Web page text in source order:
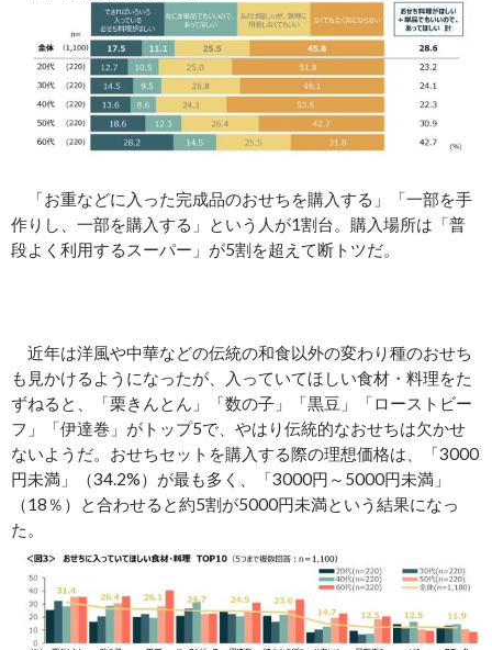
「お重などに入った完成品のおせちを購入する」「一部を手
作りし、一部を購入する」という人が1割台。購入場所は「普
段よく利用するスーパー」が5割を超えて断トツだ。
近年は洋風や中華などの伝統の和食以外の変わり種のおせち
も見かけるようになったが、入っていてほしい食材・料理をた
ずねると、「栗きんとん」「数の子」「黒豆」「ローストビー
フ」「伊達巻」がトップ5で、やはり伝統的なおせちは欠かせ
ないようだ。おせちセットを購入する際の理想価格は、「3000
円未満」（34.2%）が最も多く、「3000円～5000円未満」
（18％）と合わせると約5割が5000円未満という結果になっ
た。